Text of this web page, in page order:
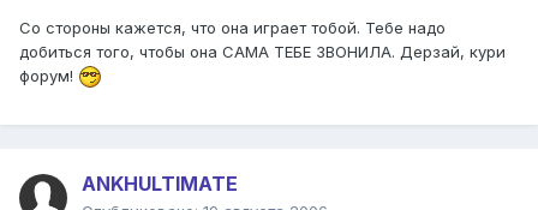
Со стороны кажется, что она играет тобой. Тебе надо
добиться того, чтобы она САМА ТЕБЕ ЗВОНИЛА. Дерзай, кури
форум!
ANKHULTIMATE